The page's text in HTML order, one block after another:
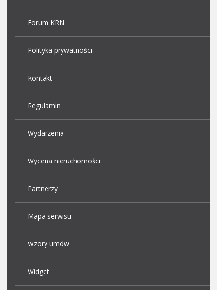
Forum KRN
Polityka prywatności
Kontakt
Regulamin
Wydarzenia
Wycena nieruchomości
Partnerzy
Mapa serwisu
Wzory umów
Widget